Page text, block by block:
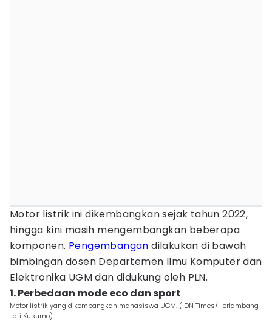
Motor listrik ini dikembangkan sejak tahun 2022,
hingga kini masih mengembangkan beberapa
komponen. Pengembangan dilakukan di bawah
bimbingan dosen Departemen Ilmu Komputer dan
Elektronika UGM dan didukung oleh PLN.
1. Perbedaan mode eco dan sport
Motor listrik yang dikembangkan mahasiswa UGM. (IDN Times/Herlambang
Jati Kusumo)